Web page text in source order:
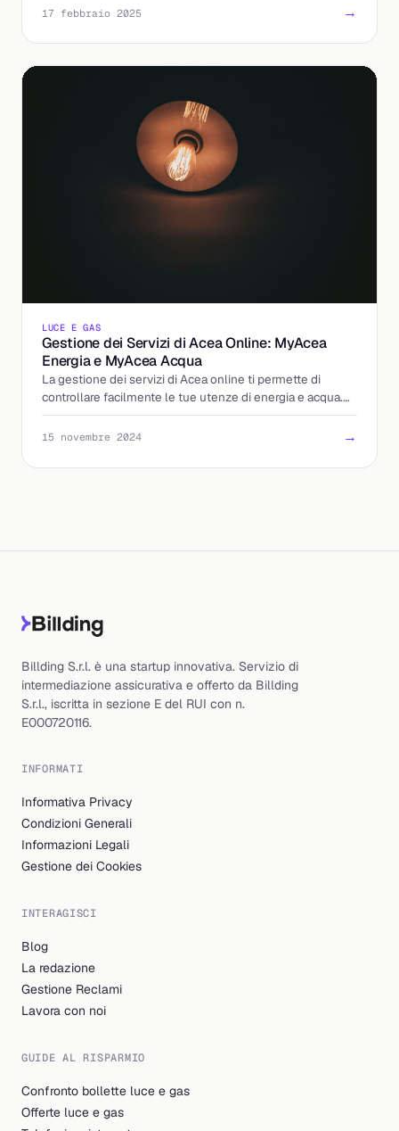
17 febbraio 2025 →
LUCE E GAS
Gestione dei Servizi di Acea Online: MyAcea
Energia e MyAcea Acqua
La gestione dei servizi di Acea online ti permette di
controllare facilmente le tue utenze di energia e acqua.
Scopri tutto di MyAcea
15 novembre 2024 →
Billding S.r.l. è una startup innovativa. Servizio di
intermediazione assicurativa e offerto da Billding
S.r.l., iscritta in sezione E del RUI con n.
E000720116.
INFORMATI
Informativa Privacy
Condizioni Generali
Informazioni Legali
Gestione dei Cookies
INTERAGISCI
Blog
La redazione
Gestione Reclami
Lavora con noi
GUIDE AL RISPARMIO
Confronto bollette luce e gas
Offerte luce e gas